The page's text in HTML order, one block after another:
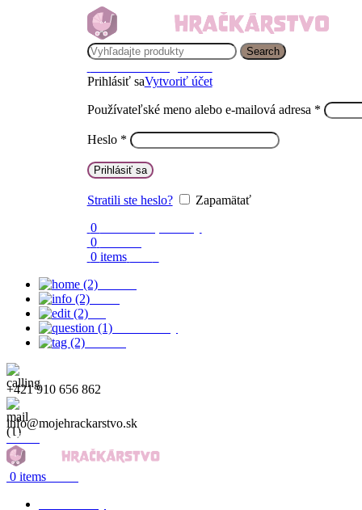
Search
Prihlásiť saVytvoriť účet
Používateľské meno alebo e-mailová adresa *
Heslo *
Prihlásiť sa
Stratili ste heslo?
Zapamätať
0
0
0 items
+421 910 656 862
info@mojehrackarstvo.sk
Menu
0 items